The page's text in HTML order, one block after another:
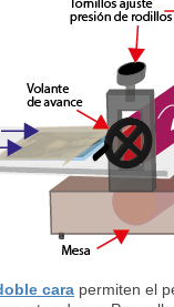
cara permiten el